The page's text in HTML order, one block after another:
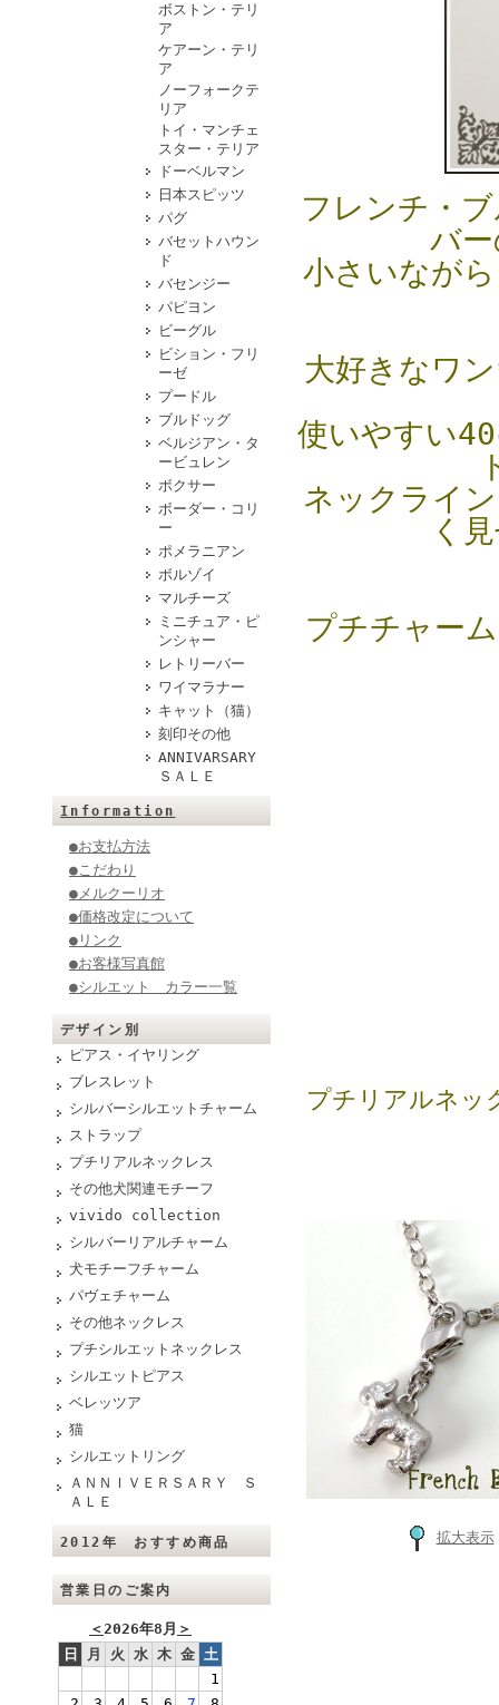
ボストン・テリ
ア
ケアーン・テリ
ア
ノーフォークテ
リア
トイ・マンチェ
スター・テリア
ドーベルマン
日本スピッツ
パグ
バセットハウン
ド
バセンジー
パピヨン
ビーグル
ビション・フリ
ーゼ
プードル
ブルドッグ
ベルジアン・タ
ービュレン
ボクサー
ボーダー・コリ
ー
ポメラニアン
ボルゾイ
マルチーズ
ミニチュア・ピ
ンシャー
レトリーバー
ワイマラナー
キャット（猫）
刻印その他
ANNIVARSARY
ＳＡＬＥ
Information
●お支払方法
●こだわり
●メルクーリオ
●価格改定について
●リンク
●お客様写真館
●シルエット カラー一覧
デザイン別
ピアス・イヤリング
ブレスレット
シルバーシルエットチャーム
ストラップ
プチリアルネックレス
その他犬関連モチーフ
vivido collection
シルバーリアルチャーム
犬モチーフチャーム
パヴェチャーム
その他ネックレス
プチシルエットネックレス
シルエットピアス
ベレッツア
猫
シルエットリング
ＡＮＮＩＶＥＲＳＡＲＹ Ｓ
ＡＬＥ
2012年 おすすめ商品
営業日のご案内
＜2026年8月 ＞
日
月 火 水 木 金 土
1
フレンチ・
バ
小さいなが
大好きなワ
使いやすい
ネックライ
く
プチチャー
プチリアルネッ
拡大表示